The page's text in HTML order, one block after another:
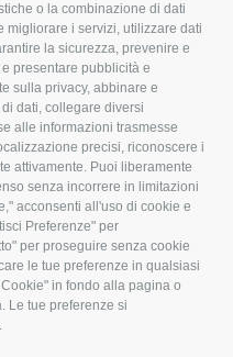
o la combinazione di dati
migliorare i servizi, utilizzare dati
la sicurezza, prevenire e
presentare pubblicità e
sulla privacy, abbinare e
dati, collegare diversi
alle informazioni trasmesse
precisi, riconoscere i
attivamente. Puoi liberamente
senza incorrere in limitazioni
acconsenti all'uso di cookie e
Preferenze" per
per proseguire senza cookie
le tue preferenze in qualsiasi
in fondo alla pagina o
Le tue preferenze si
Associazione
CONFAGRICOLTURA
ATTIVA
Notizie in evidenza
Eventi
Comunicati Stampa
Video
Iscrizione Newsletter
Newsletter